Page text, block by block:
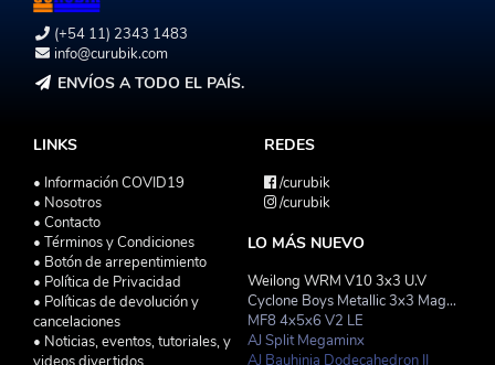
(+54 11) 2343 1483
info@curubik.com
ENVÍOS A TODO EL PAÍS.
LINKS
• Información COVID19
• Nosotros
• Contacto
• Términos y Condiciones
• Botón de arrepentimiento
• Política de Privacidad
• Políticas de devolución y
cancelaciones
• Noticias, eventos, tutoriales, y
REDES
/curubik
/curubik
LO MÁS NUEVO
Weilong WRM V10 3x3 U.V
Cyclone Boys Metallic 3x3 Magnetico Macaron
MF8 4x5x6 V2 LE
AJ Split Megaminx
AJ Bauhinia Dodecahedron II